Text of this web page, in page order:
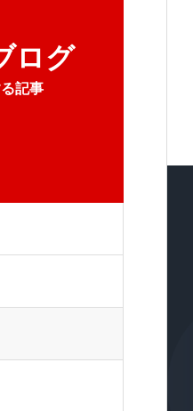
ログ
記事